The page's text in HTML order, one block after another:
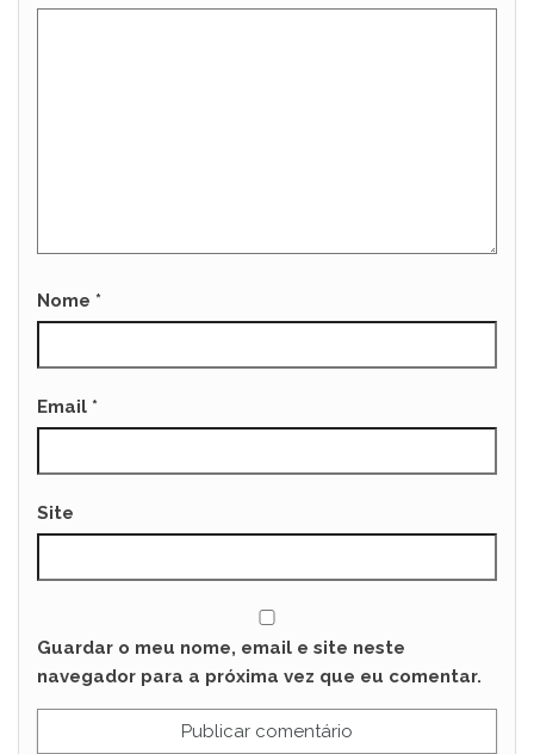
Nome *
Email *
Site
Guardar o meu nome, email e site neste
navegador para a próxima vez que eu comentar.